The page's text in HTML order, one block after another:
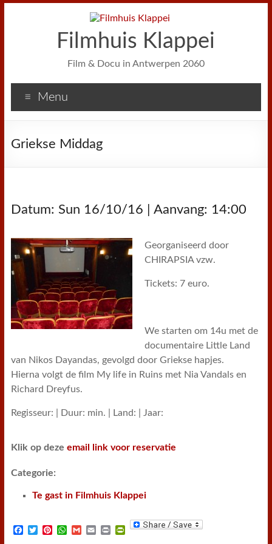
Filmhuis Klappei
Film & Docu in Antwerpen 2060
Menu
Griekse Middag
Datum: Sun 16/10/16 | Aanvang: 14:00
Georganiseerd door
CHIRAPSIA vzw.
Tickets: 7 euro.
We starten om 14u met de
documentaire Little Land
van Nikos Dayandas, gevolgd door Griekse hapjes.
Hierna volgt de film My life in Ruins met Nia Vandals en
Richard Dreyfus.
Regisseur: | Duur: min. | Land: | Jaar:
Klik op deze email link voor reservatie
Categorie:
Te gast in Filmhuis Klappei
W
G
P